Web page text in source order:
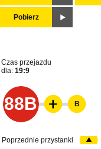
Pobierz
Czas przejazdu
dla: 19:9
88B B
Poprzednie przystanki